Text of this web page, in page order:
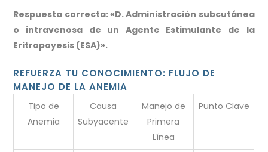
Respuesta correcta: «D. Administración subcutánea
o intravenosa de un Agente Estimulante de la
Eritropoyesis (ESA)».
REFUERZA TU CONOCIMIENTO: FLUJO DE
MANEJO DE LA ANEMIA
Tipo de
Anemia
Causa
Subyacente
Manejo de
Primera
Línea
Punto Clave